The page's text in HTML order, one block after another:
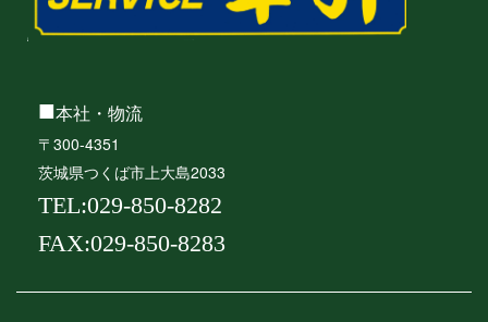
■本社・物流
〒300-4351
茨城県つくば市上大島2033
TEL:029-850-8282
FAX:029-850-8283